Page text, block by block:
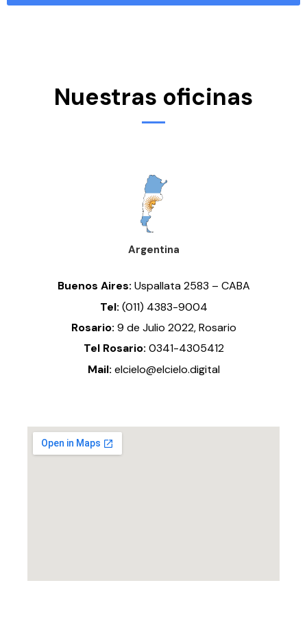
Nuestras oficinas
Argentina
Buenos Aires: Uspallata 2583 – CABA
Tel: (011) 4383-9004
Rosario: 9 de Julio 2022, Rosario
Tel Rosario: 0341-4305412
Mail: elcielo@elcielo.digital